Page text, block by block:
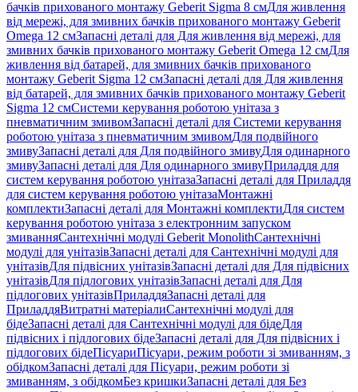
бачків прихованого монтажу Geberit Sigma 8 смДля живлення
від мережі, для змивних бачків прихованого монтажу Geberit
Omega 12 смЗапасні деталі для Для живлення від мережі, для
змивних бачків прихованого монтажу Geberit Omega 12 смДля
живлення від батарей, для змивних бачків прихованого
монтажу Geberit Sigma 12 смЗапасні деталі для Для живлення
від батарей, для змивних бачків прихованого монтажу Geberit
Sigma 12 смСистеми керування роботою унітаза з
пневматичним змивомЗапасні деталі для Системи керування
роботою унітаза з пневматичним змивомДля подвійного
змивуЗапасні деталі для Для подвійного змивуДля одинарного
змивуЗапасні деталі для Для одинарного змивуПриладдя для
систем керування роботою унітазаЗапасні деталі для Приладдя
для систем керування роботою унітазаМонтажні
комплектиЗапасні деталі для Монтажні комплектиДля систем
керування роботою унітаза з електронним запуском
змиванняСантехнічні модулі Geberit MonolithСантехнічні
модулі для унітазівЗапасні деталі для Сантехнічні модулі для
унітазівДля підвісних унітазівЗапасні деталі для Для підвісних
унітазівДля підлогових унітазівЗапасні деталі для Для
підлогових унітазівПриладдяЗапасні деталі для
ПриладдяВитратні матеріалиСантехнічні модулі для
бідеЗапасні деталі для Сантехнічні модулі для бідеДля
підвісних і підлогових бідеЗапасні деталі для Для підвісних і
підлогових бідеПісуариПісуари, режим роботи зі змиванням, з
обідкомЗапасні деталі для Пісуари, режим роботи зі
змиванням, з обідкомБез кришкиЗапасні деталі для Без